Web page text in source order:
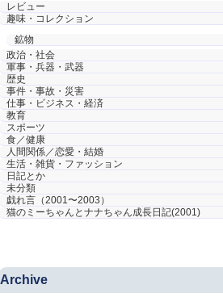
レビュー
趣味・コレクション
鉱物
政治・社会
軍事・兵器・武器
歴史
事件・事故・災害
仕事・ビジネス・経済
教育
スポーツ
食／健康
人間関係／恋愛・結婚
生活・雑貨・ファッション
日記とか
未分類
戯れ言（2001〜2003）
猫のミーちゃんとナナちゃん成長日記(2001)
Archive